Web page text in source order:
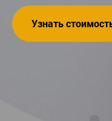
Узнать